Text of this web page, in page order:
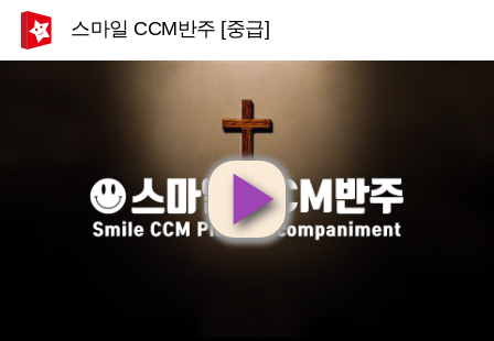
스마일 CCM반주 [중급]
영